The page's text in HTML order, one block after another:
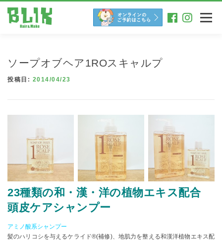
メニュー
ソープオブヘア1ROスキャルプ
投稿日: 2014/04/23
23種類の和・漢・洋の植物エキス配合
頭皮ケアシャンプー
アミノ酸系シャンプー
髪のハリコシを与えるケライド®(補修)、地肌力を整える和漢洋植物エキス配